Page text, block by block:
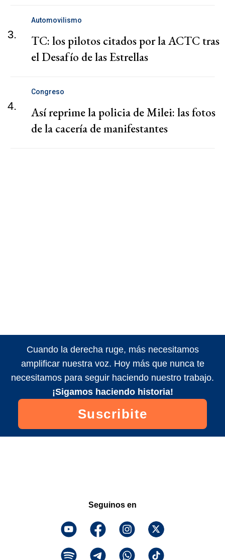
3.
Automovilismo
TC: los pilotos citados por la ACTC tras
el Desafío de las Estrellas
4.
Congreso
Así reprime la policia de Milei: las fotos
de la cacería de manifestantes
Cuando la derecha ruge, más necesitamos
amplificar nuestra voz. Hoy más que nunca te
necesitamos para seguir haciendo nuestro trabajo.
¡Sigamos haciendo historia!
Suscribite
Seguinos en